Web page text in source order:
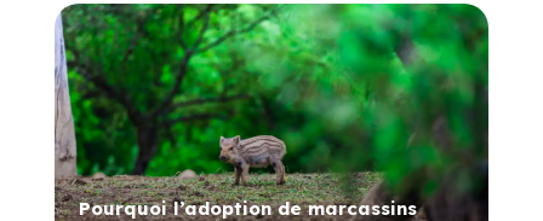
Pourquoi l’adoption de marcassins